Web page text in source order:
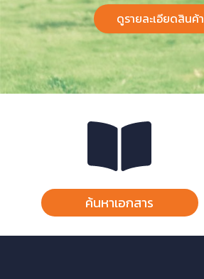
ดูรายละเอียดสินค้า
ค้นหาเอกสาร